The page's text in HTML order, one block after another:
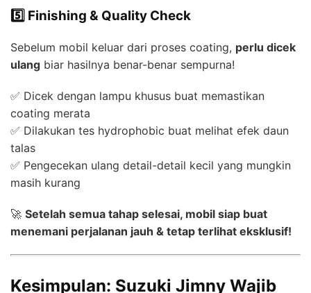
5️⃣ Finishing & Quality Check
Sebelum mobil keluar dari proses coating, perlu dicek
ulang biar hasilnya benar-benar sempurna!
✅ Dicek dengan lampu khusus buat memastikan
coating merata
✅ Dilakukan tes hydrophobic buat melihat efek daun
talas
✅ Pengecekan ulang detail-detail kecil yang mungkin
masih kurang
🚀 Setelah semua tahap selesai, mobil siap buat
menemani perjalanan jauh & tetap terlihat eksklusif!
Kesimpulan: Suzuki Jimny Wajib